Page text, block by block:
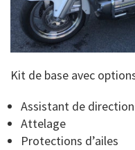
Kit de base avec
Assistant de direction
Attelage
Protections d’ailes